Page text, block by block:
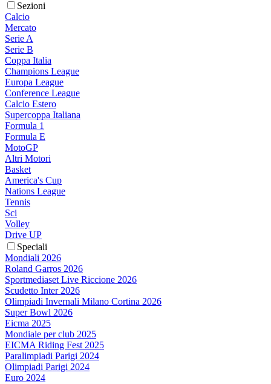
Sezioni
Calcio
Mercato
Serie A
Serie B
Coppa Italia
Champions League
Europa League
Conference League
Calcio Estero
Supercoppa Italiana
Formula 1
Formula E
MotoGP
Altri Motori
Basket
America's Cup
Nations League
Tennis
Sci
Volley
Drive UP
Speciali
Mondiali 2026
Roland Garros 2026
Sportmediaset Live Riccione 2026
Scudetto Inter 2026
Olimpiadi Invernali Milano Cortina 2026
Super Bowl 2026
Eicma 2025
Mondiale per club 2025
EICMA Riding Fest 2025
Paralimpiadi Parigi 2024
Olimpiadi Parigi 2024
Euro 2024